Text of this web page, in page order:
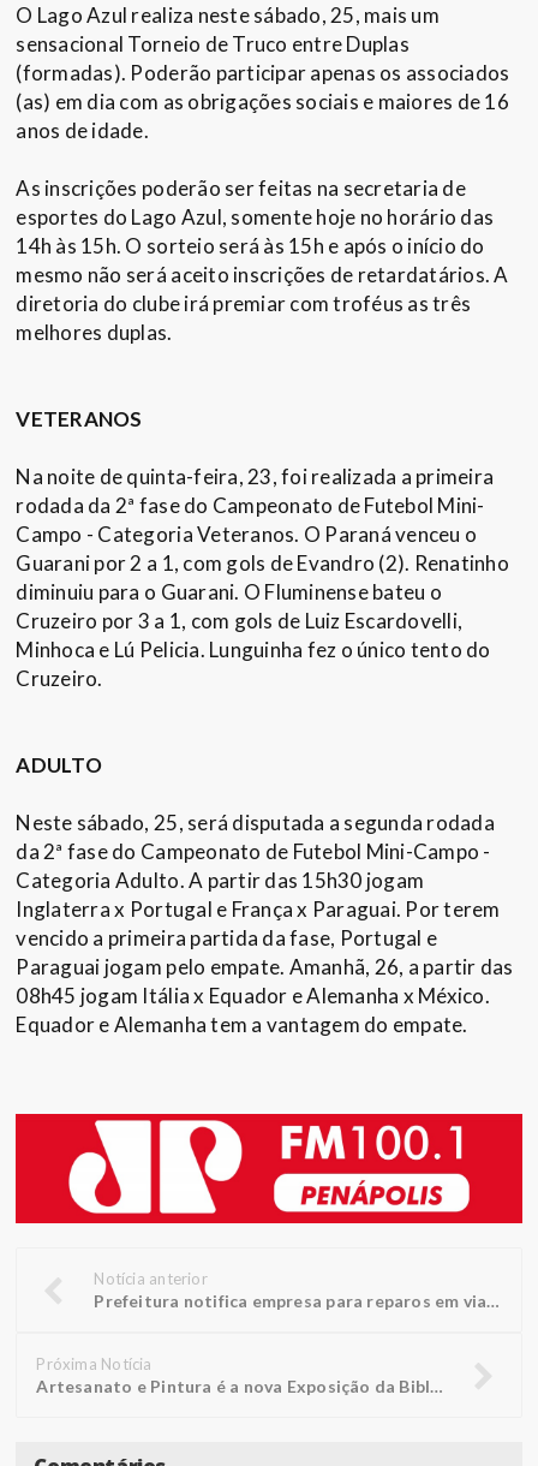
O Lago Azul realiza neste sábado, 25, mais um
sensacional Torneio de Truco entre Duplas
(formadas). Poderão participar apenas os associados
(as) em dia com as obrigações sociais e maiores de 16
anos de idade.
As inscrições poderão ser feitas na secretaria de
esportes do Lago Azul, somente hoje no horário das
14h às 15h. O sorteio será às 15h e após o início do
mesmo não será aceito inscrições de retardatários. A
diretoria do clube irá premiar com troféus as três
melhores duplas.
VETERANOS
Na noite de quinta-feira, 23, foi realizada a primeira
rodada da 2ª fase do Campeonato de Futebol Mini-
Campo - Categoria Veteranos. O Paraná venceu o
Guarani por 2 a 1, com gols de Evandro (2). Renatinho
diminuiu para o Guarani. O Fluminense bateu o
Cruzeiro por 3 a 1, com gols de Luiz Escardovelli,
Minhoca e Lú Pelicia. Lunguinha fez o único tento do
Cruzeiro.
ADULTO
Neste sábado, 25, será disputada a segunda rodada
da 2ª fase do Campeonato de Futebol Mini-Campo -
Categoria Adulto. A partir das 15h30 jogam
Inglaterra x Portugal e França x Paraguai. Por terem
vencido a primeira partida da fase, Portugal e
Paraguai jogam pelo empate. Amanhã, 26, a partir das
08h45 jogam Itália x Equador e Alemanha x México.
Equador e Alemanha tem a vantagem do empate.
Notícia anterior
Prefeitura notifica empresa para reparos em via marginal
Próxima Notícia
Artesanato e Pintura é a nova Exposição da Biblioteca FUNEPE